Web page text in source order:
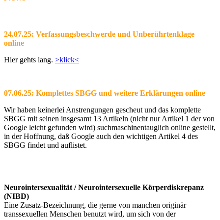
24.07.25: Verfassungsbeschwerde und Unberührtenklage
online
Hier gehts lang. >klick<
07.06.25: Komplettes SBGG und weitere Erklärungen online
Wir haben keinerlei Anstrengungen gescheut und das komplette
SBGG mit seinen insgesamt 13 Artikeln (nicht nur Artikel 1 der von
Google leicht gefunden wird) suchmaschinentauglich online gestellt,
in der Hoffnung, daß Google auch den wichtigen Artikel 4 des
SBGG findet und auflistet.
Neurointersexualität / Neurointersexuelle Körperdiskrepanz
(NIBD)
Eine Zusatz-Bezeichnung, die gerne von manchen originär
transsexuellen Menschen benutzt wird, um sich von der